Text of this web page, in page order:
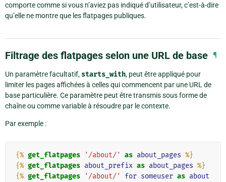
comporte comme si vous n’aviez pas indiqué d’utilisateur, c’est-à-dire
qu’elle ne montre que les flatpages publiques.
Filtrage des flatpages selon une URL de base ¶
Un paramètre facultatif, starts_with, peut être appliqué pour
limiter les pages affichées à celles qui commencent par une URL de
base particulière. Ce paramètre peut être transmis sous forme de
chaîne ou comme variable à résoudre par le contexte.
Par exemple :
{% get_flatpages '/about/' as about_pages %}
{% get_flatpages about_prefix as about_pages %}
{% get_flatpages '/about/' for someuser as about